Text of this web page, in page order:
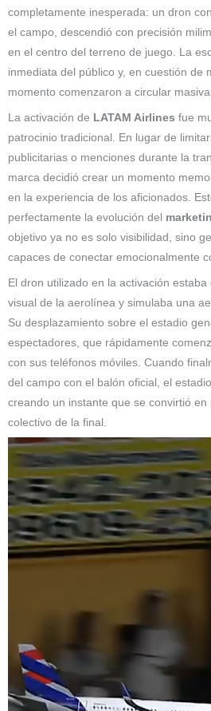
completamente inesperada: un dron
el campo, descendió con precisión
en el centro del terreno de juego. La
inmediata del público y, en cuestión de
momento comenzaron a circular
La activación de LATAM Airlines fue
patrocinio tradicional. En lugar de
publicitarias o menciones durante la
marca decidió crear un momento
en la experiencia de los aficionados.
perfectamente la evolución del
objetivo ya no es solo visibilidad, sino
capaces de conectar emocionalmente
El dron utilizado en la activación
visual de la aerolínea y simulaba una
Su desplazamiento sobre el estadio
espectadores, que rápidamente
con sus teléfonos móviles. Cuando
del campo con el balón oficial, el
creando un instante que se convirtió en
colectivo de la final.